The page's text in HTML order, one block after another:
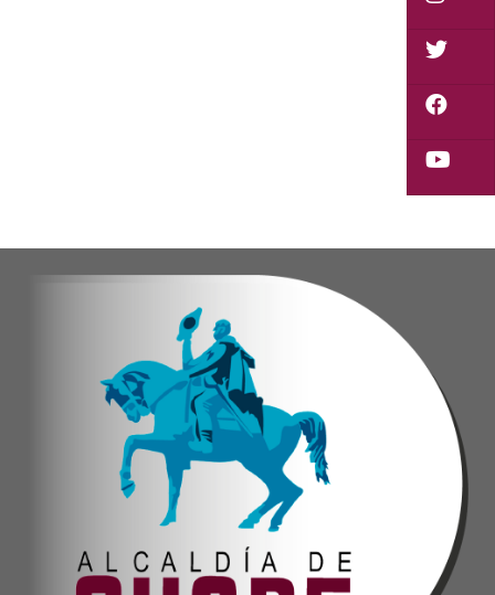
Eudicis Viva, habitante de la comunidad y
Esta iniciativa se enmarca en la política